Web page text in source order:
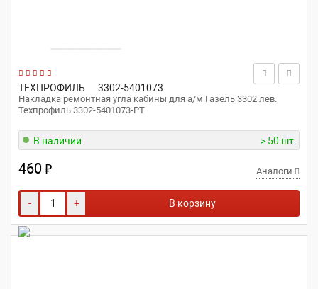
ТЕХПРОФИЛЬ 3302-5401073
Накладка ремонтная угла кабины для а/м Газель 3302 лев.
Техпрофиль 3302-5401073-РТ
В наличии > 50 шт.
460₽ Аналоги
- + В корзину